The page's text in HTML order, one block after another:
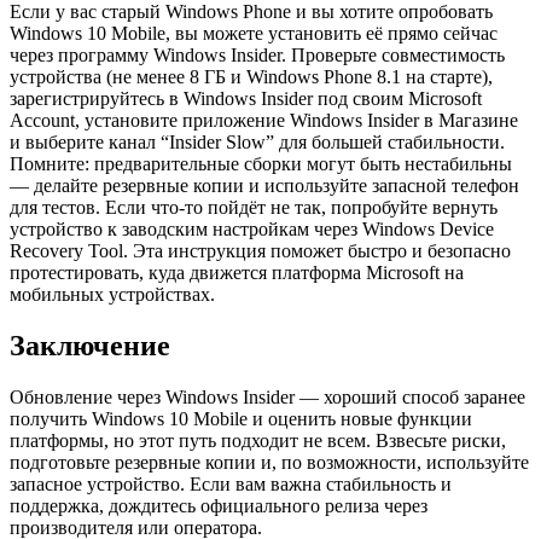
Если у вас старый Windows Phone и вы хотите опробовать
Windows 10 Mobile, вы можете установить её прямо сейчас
через программу Windows Insider. Проверьте совместимость
устройства (не менее 8 ГБ и Windows Phone 8.1 на старте),
зарегистрируйтесь в Windows Insider под своим Microsoft
Account, установите приложение Windows Insider в Магазине
и выберите канал “Insider Slow” для большей стабильности.
Помните: предварительные сборки могут быть нестабильны
— делайте резервные копии и используйте запасной телефон
для тестов. Если что-то пойдёт не так, попробуйте вернуть
устройство к заводским настройкам через Windows Device
Recovery Tool. Эта инструкция поможет быстро и безопасно
протестировать, куда движется платформа Microsoft на
мобильных устройствах.
Заключение
Обновление через Windows Insider — хороший способ заранее
получить Windows 10 Mobile и оценить новые функции
платформы, но этот путь подходит не всем. Взвесьте риски,
подготовьте резервные копии и, по возможности, используйте
запасное устройство. Если вам важна стабильность и
поддержка, дождитесь официального релиза через
производителя или оператора.